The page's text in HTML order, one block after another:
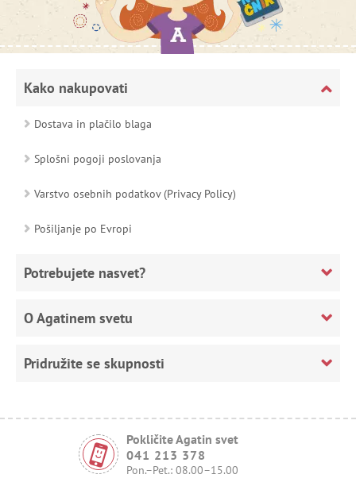
Kako nakupovati
Dostava in plačilo blaga
Splošni pogoji poslovanja
Varstvo osebnih podatkov (Privacy Policy)
Pošiljanje po Evropi
Potrebujete nasvet?
O Agatinem svetu
Pridružite se skupnosti
Pokličite Agatin svet
041 213 378
Pon.–Pet.: 08.00–15.00